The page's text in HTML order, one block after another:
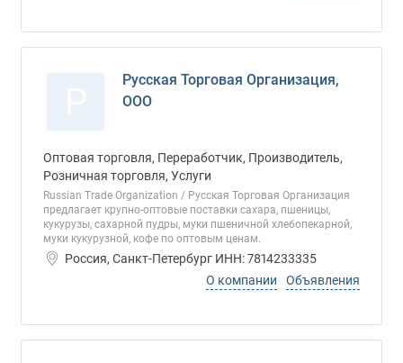
Русская Торговая Организация,
ООО
Оптовая торговля, Переработчик, Производитель,
Розничная торговля, Услуги
Russian Trade Organization / Русская Торговая Организация
предлагает крупно-оптовые поставки сахара, пшеницы,
кукурузы, сахарной пудры, муки пшеничной хлебопекарной,
муки кукурузной, кофе по оптовым ценам.
Россия, Санкт-Петербург ИНН: 7814233335
О компании
Объявления